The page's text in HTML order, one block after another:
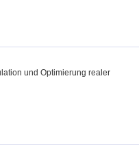
und Optimierung realer